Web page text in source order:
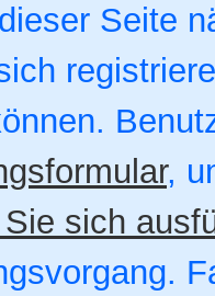
Seite
,
sich